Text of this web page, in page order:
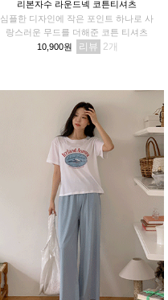
리본자수 라운드넥 코튼티셔츠
심플한 디자인에 작은 포인트 하나로 사
랑스러운 무드를 더해준 코튼 티셔츠
10,900원
리뷰 2